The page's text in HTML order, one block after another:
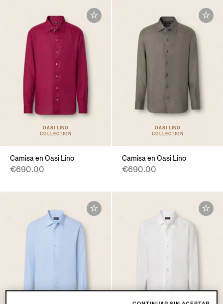
OASI LINO
COLLECTION
Camisa en Oasi Lino
€690.00
OASI LINO
COLLECTION
Camisa en Oasi Lino
€690.00